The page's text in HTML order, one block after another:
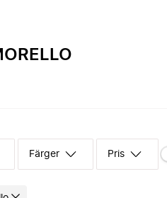
Färger Pris